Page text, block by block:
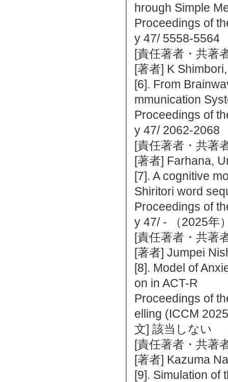
hrough Simple
Proceedings of
y 47/ 5558-5564
[責任著者・共著
[著者] K
[6]. From
mmunication
Proceedings of
y 47/ 2062-2068
[責任著者・共著
[著者] Farhana,
[7]. A cognitive
Shiritori word
Proceedings of
y 47/ - （2025年
[責任著者・共著
[著者] Jumpei
[8]. Model of
on in ACT-R
Proceedings of
elling (ICCM
文] 該当しない
[責任著者・共著
[著者] Kazuma
[9]. Simulation of